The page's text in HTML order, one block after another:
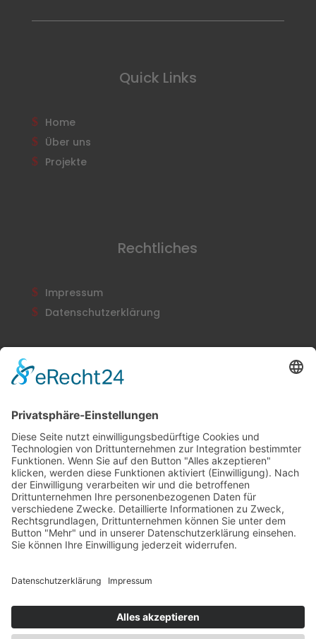
Quick Links
Home
Über uns
Projekte
Rechtliches
Impressum
Datenschutzerklärung
Newsletter
Abonnieren
Copyright © 2026 Alle Rechte vorbehalten. Erstellt